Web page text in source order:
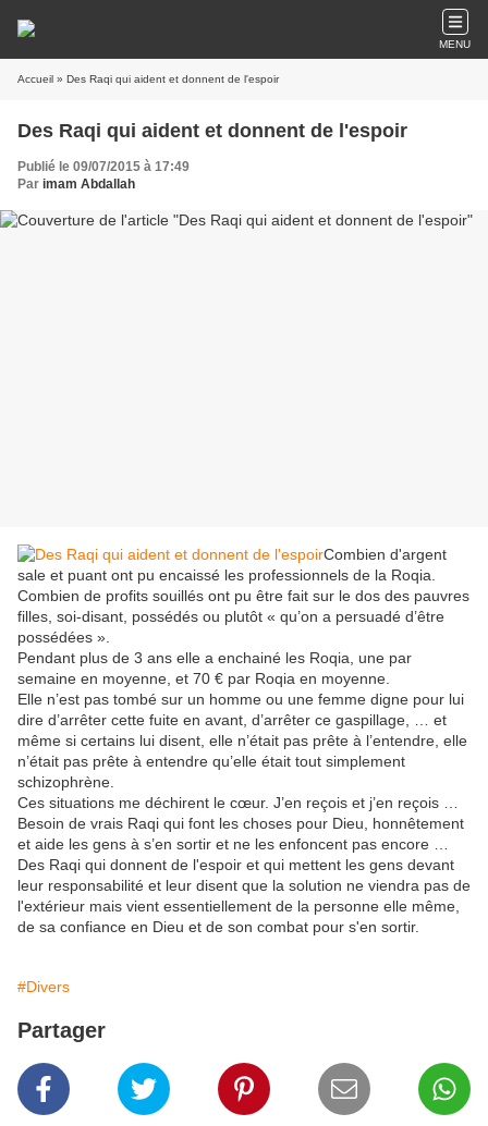
MENU
Accueil » Des Raqi qui aident et donnent de l'espoir
Des Raqi qui aident et donnent de l'espoir
Publié le 09/07/2015 à 17:49
Par imam Abdallah
Combien d'argent
sale et puant ont pu encaissé les professionnels de la Roqia.
Combien de profits souillés ont pu être fait sur le dos des pauvres
filles, soi-disant, possédés ou plutôt « qu’on a persuadé d’être
possédées ».
Pendant plus de 3 ans elle a enchainé les Roqia, une par
semaine en moyenne, et 70 € par Roqia en moyenne.
Elle n’est pas tombé sur un homme ou une femme digne pour lui
dire d’arrêter cette fuite en avant, d’arrêter ce gaspillage, … et
même si certains lui disent, elle n’était pas prête à l’entendre, elle
n’était pas prête à entendre qu’elle était tout simplement
schizophrène.
Ces situations me déchirent le cœur. J’en reçois et j’en reçois …
Besoin de vrais Raqi qui font les choses pour Dieu, honnêtement
et aide les gens à s’en sortir et ne les enfoncent pas encore …
Des Raqi qui donnent de l'espoir et qui mettent les gens devant
leur responsabilité et leur disent que la solution ne viendra pas de
l'extérieur mais vient essentiellement de la personne elle même,
de sa confiance en Dieu et de son combat pour s'en sortir.
#Divers
Partager